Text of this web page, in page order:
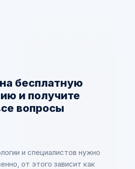
бесплатную
и получите
вопросы
и специалистов нужно
от этого зависит как